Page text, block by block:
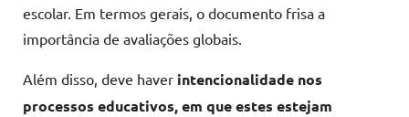
escolar. Em termos gerais, o documento frisa a
importância de avaliações globais.
Além disso, deve haver intencionalidade nos
processos educativos, em que estes estejam